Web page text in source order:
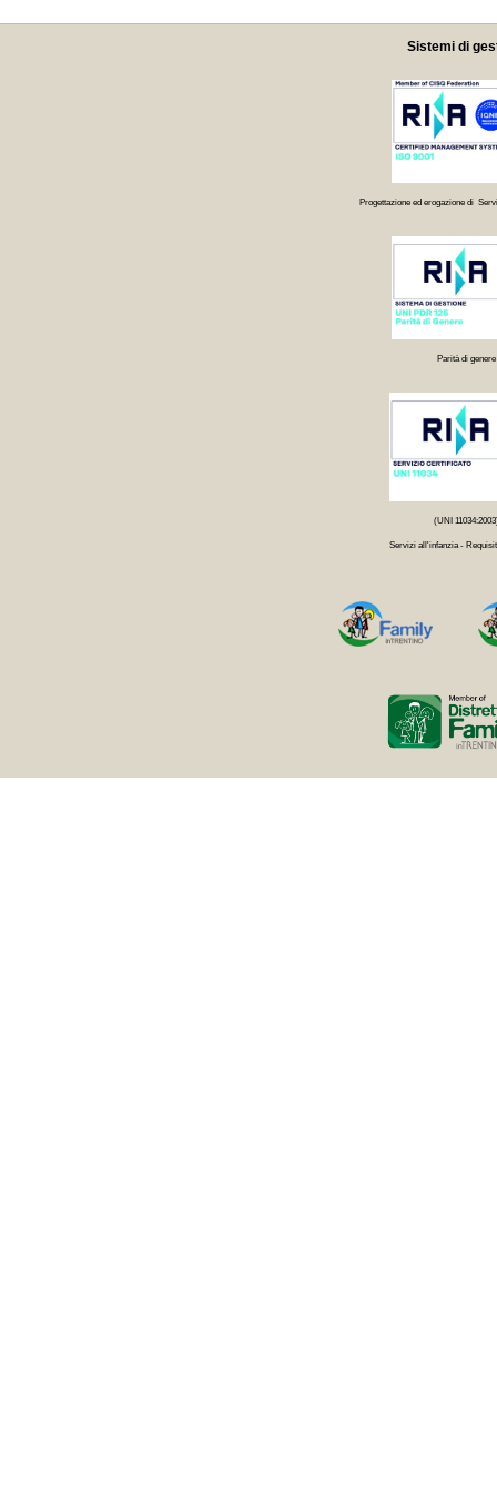
Sistemi di
Progettazione ed erogazione di
Parità di genere
(UNI
Servizi all'infanzia -